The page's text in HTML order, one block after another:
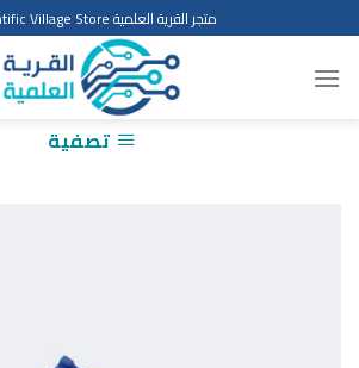
to
content
متجر القرية العلمية Scientific Village Store
تصفية